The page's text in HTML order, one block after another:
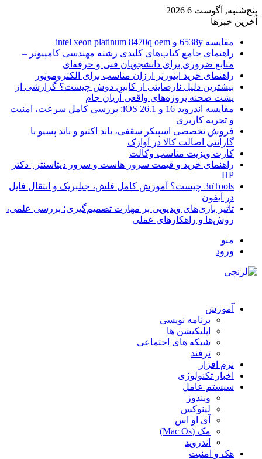
پنج‌شنبه, آگوست 6 2026
آخرین خبرها
مقایسه 6538y و intel xeon platinum 8470q oem
راهنمای جامع کتاب‌های کلیدی رشته مهندسی کامپیوتر –
منابع ضروری برای دانشجویان فنی و حرفه‌ای
راهنمای خرید اینورتر ارزان مناسب برای الکتروموتور
بیشترین دلیل نارضایتی از کابین دوش چیست؟ گزارشی از
پشت صحنه پروژه‌های واقعی آریان جام
مقایسه اندروید 16 و iOS 26.1: بررسی کامل سرعت، امنیت
و تجربه کاربری
فروش تخصصی اسپیکر سقفی، باند اکتیو و باند پسیو با
گارانتی اصالت کالا در آوازک
کارت ویزیت مناسب وکالت
راهنمای خرید و قیمت سرور هاست و سرور دیتاسنتر | دکتر
HP
3uTools چیست؟ آموزش کامل فلش، جیلبریک و انتقال فایل
در آیفون
تأثیر بازی‌های ویدیویی بر مهارت تصمیم‌گیری؛ بررسی علمی،
روش‌ها و راهکارهای عملی
منو
ورود
آموزش
برنامه نویسی
اپلیکیشن ها
شبکه های اجتماعی
ترفند
نرم افزار
اخبار تکنولوژی
سیستم عامل
ویندوز
لینوکس
آی او اس
مک (Mac Os)
اندروید
هک و امنیت